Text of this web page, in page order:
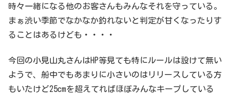
時々一緒になる他のお客さんもみんなそれを守っている。
まぁ渋い季節でなかなか釣れないと判定が甘くなったりす
ることはあるけども・・・・
今回の小見山丸さんはHP等見ても特にルールは設けて無い
ようで、船中でもあまりに小さいのはリリースしている方
もいたけど25cmを超えてればほぼみんなキープしている